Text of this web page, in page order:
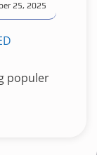
25, 2025
populer